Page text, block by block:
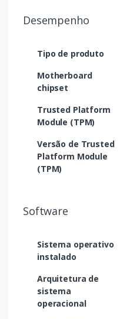
Desempenho
Tipo de produto
Motherboard
chipset
Trusted Platform
Module (TPM)
Versão de Trusted
Platform Module
(TPM)
Software
Sistema operativo
instalado
Arquitetura de
sistema
operacional